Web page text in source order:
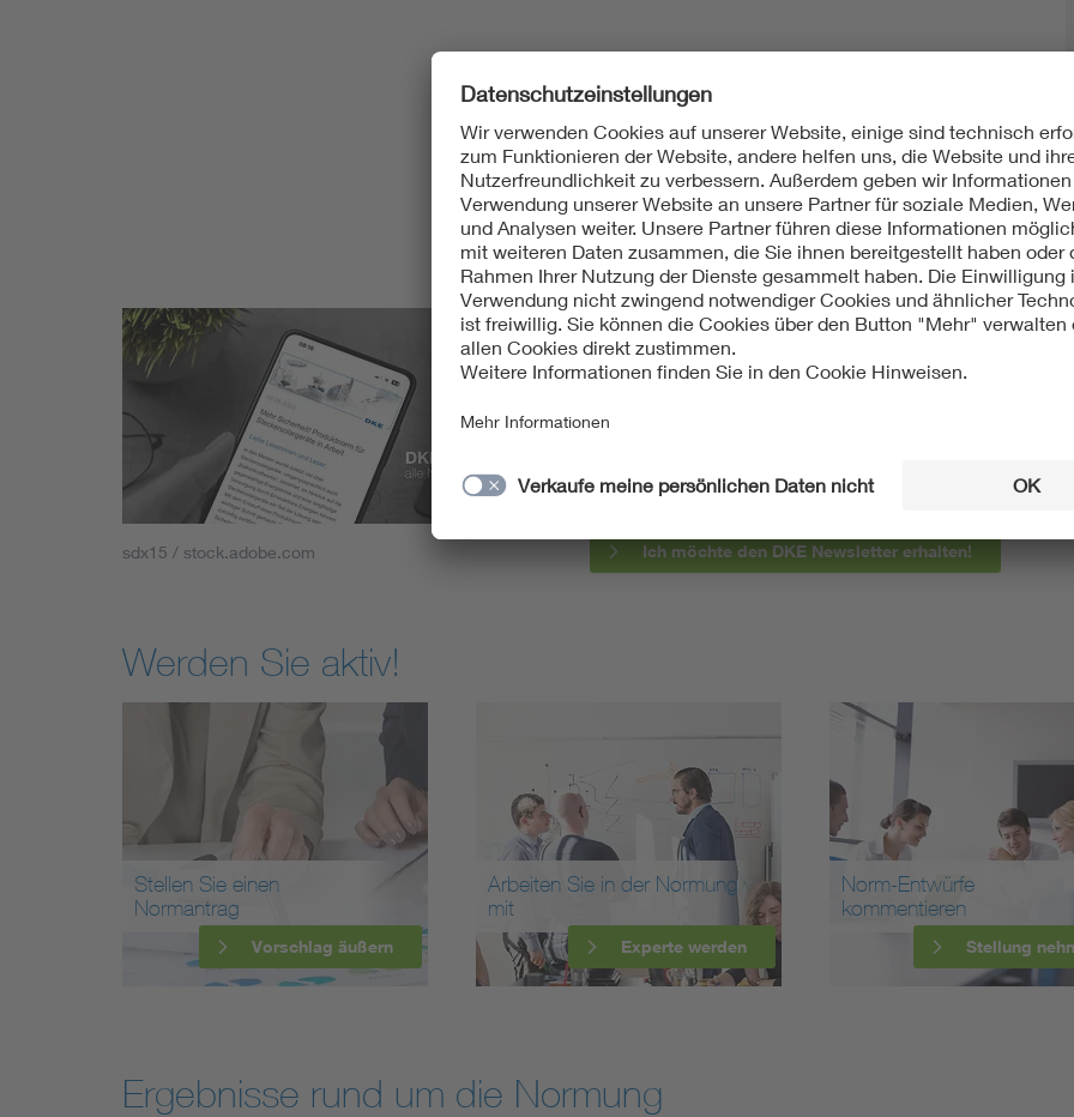
sdx15 / stock.adobe.com
Mit unserem DKE Newsletter sind Sie immer top
fassen wir die wichtigsten Entwicklungen in der
berichten wir über aktuelle Arbeitsergebnisse,
informieren wir Sie bereits frühzeitig über zukünftige
Ich möchte den DKE Newsletter erhalten!
Werden Sie aktiv!
Stellen Sie einen
Normantrag
Vorschlag äußern
Arbeiten Sie in der Normung
mit
Experte werden
Norm-Entwürfe
kommentieren
Stellung
Ergebnisse rund um die Normung